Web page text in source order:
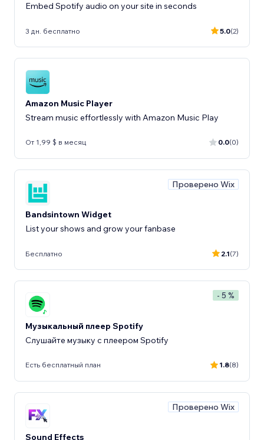
Embed Spotify audio on your site in seconds
3 дн. бесплатно 5.0(2)
Amazon Music Player
Stream music effortlessly with Amazon Music Play
От 1,99 $ в месяц 0.0(0)
Проверено Wix
Bandsintown Widget
List your shows and grow your fanbase
Бесплатно 2.1(7)
- 5 %
Музыкальный плеер Spotify
Слушайте музыку с плеером Spotify
Есть бесплатный план 1.8(8)
Проверено Wix
Sound Effects